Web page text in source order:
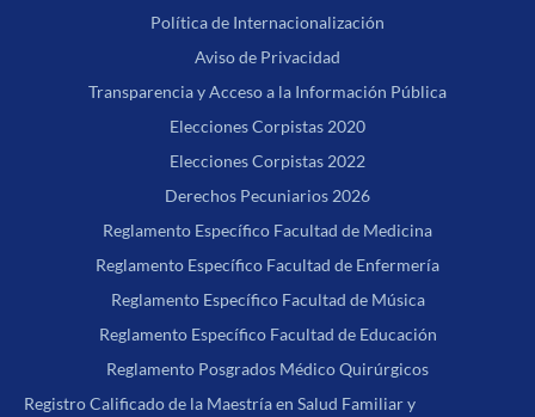
Política de Internacionalización
Aviso de Privacidad
Transparencia y Acceso a la Información Pública
Elecciones Corpistas 2020
Elecciones Corpistas 2022
Derechos Pecuniarios 2026
Reglamento Específico Facultad de Medicina
Reglamento Específico Facultad de Enfermería
Reglamento Específico Facultad de Música
Reglamento Específico Facultad de Educación
Reglamento Posgrados Médico Quirúrgicos
Registro Calificado de la Maestría en Salud Familiar y